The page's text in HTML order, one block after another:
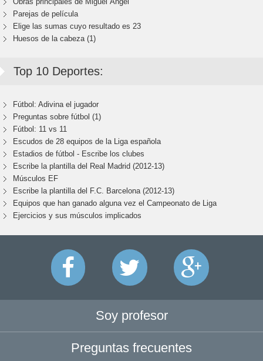
Parejas de película
Elige las sumas cuyo resultado es 23
Huesos de la cabeza (1)
Top 10 Deportes:
Fútbol: Adivina el jugador
Preguntas sobre fútbol (1)
Fútbol: 11 vs 11
Escudos de 28 equipos de la Liga española
Estadios de fútbol - Escribe los clubes
Escribe la plantilla del Real Madrid (2012-13)
Músculos EF
Escribe la plantilla del F.C. Barcelona (2012-13)
Equipos que han ganado alguna vez el Campeonato de Liga
Ejercicios y sus músculos implicados
Soy profesor
Preguntas frecuentes